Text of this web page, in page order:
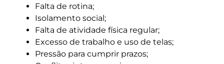
Falta de rotina;
Isolamento social;
Falta de atividade física regular;
Excesso de trabalho e uso de telas;
Pressão para cumprir prazos;